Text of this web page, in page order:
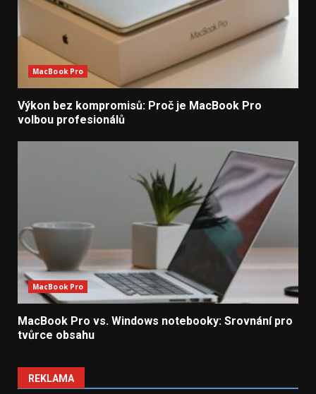
MacBook Pro
Výkon bez kompromisů: Proč je MacBook Pro
volbou profesionálů
MacBook Pro
MacBook Pro vs. Windows notebooky: Srovnání pro
tvůrce obsahu
REKLAMA